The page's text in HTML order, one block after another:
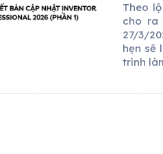
Theo
cho ra
27/3/
hẹn sẽ
trình